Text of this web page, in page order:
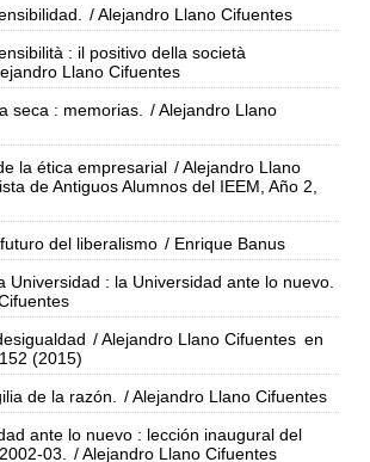
/ Alejandro Llano Cifuentes
: il positivo della società
Llano Cifuentes
seca : memorias.
/ Alejandro Llano
la ética empresarial / Alejandro Llano
de Antiguos Alumnos del IEEM, Año 2,
del liberalismo / Enrique Banus
Universidad : la Universidad ante lo nuevo.
/ Alejandro Llano Cifuentes en
(2015)
de la razón.
/ Alejandro Llano Cifuentes
ante lo nuevo : lección inaugural del
03.
/ Alejandro Llano Cifuentes